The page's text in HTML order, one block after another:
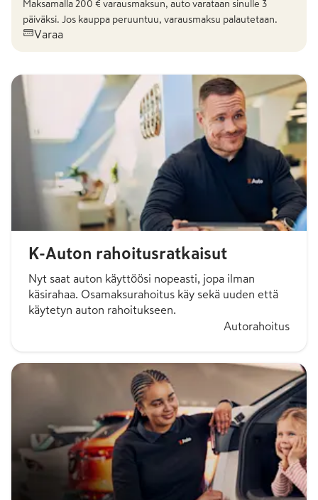
Maksamalla 200 € varausmaksun, auto varataan sinulle 3
päiväksi. Jos kauppa peruuntuu, varausmaksu palautetaan.
Varaa
K-Auton rahoitusratkaisut
Nyt saat auton käyttöösi nopeasti, jopa ilman
käsirahaa. Osamaksurahoitus käy sekä uuden että
käytetyn auton rahoitukseen.
Autorahoitus